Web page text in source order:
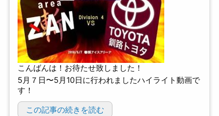
こんばんは！お待たせ致しました！
5月７日〜5月10日に行われましたハイライト動画で
す！
この記事の続きを読む